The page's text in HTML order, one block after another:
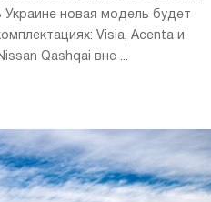
Украине новая модель будет
Visia, Acenta и
Qashqai вне ...